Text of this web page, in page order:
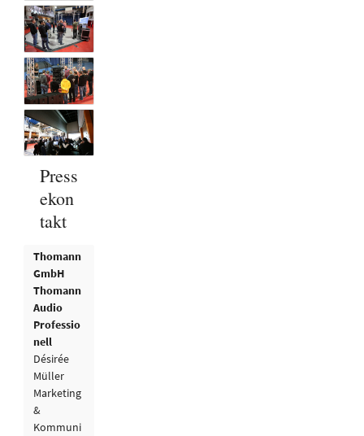
Press
ekon
takt
Thomann
GmbH
Thomann
Audio
Professio
nell
Désirée
Müller
Marketing
&
Kommuni